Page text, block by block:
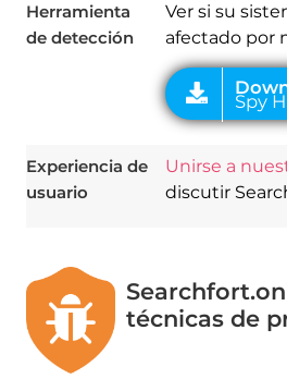
Herramienta
de detección
Ver si su
afectado por
Experiencia de
usuario
Unirse a
discutir
técnicas de